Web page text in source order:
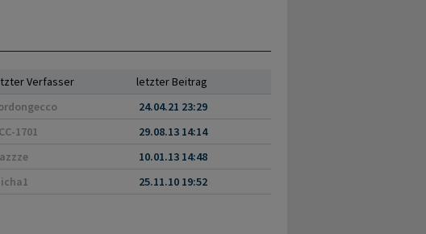
Verfasser
letzter Beitrag
24.04.21 23:29
1701
29.08.13 14:14
10.01.13 14:48
25.11.10 19:52